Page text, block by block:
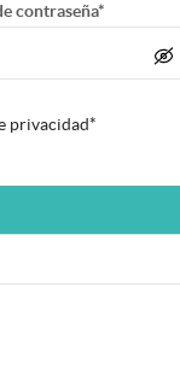
contraseña*
privacidad*